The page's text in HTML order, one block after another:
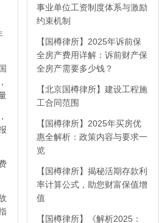
事业单位工资制度体系与激励
约束机制
【国樽律所】2025年诉前保
全房产费用详解：诉前财产保
全房产需要多少钱？
【北京国樽律所】建设工程施
工合同范围
【国樽律所】2025年买房优
惠全解析：政策内容与要求一
览
【国樽律所】揭秘活期存款利
率计算公式，助您财富保值增
值
【国樽律所】《解析2025：